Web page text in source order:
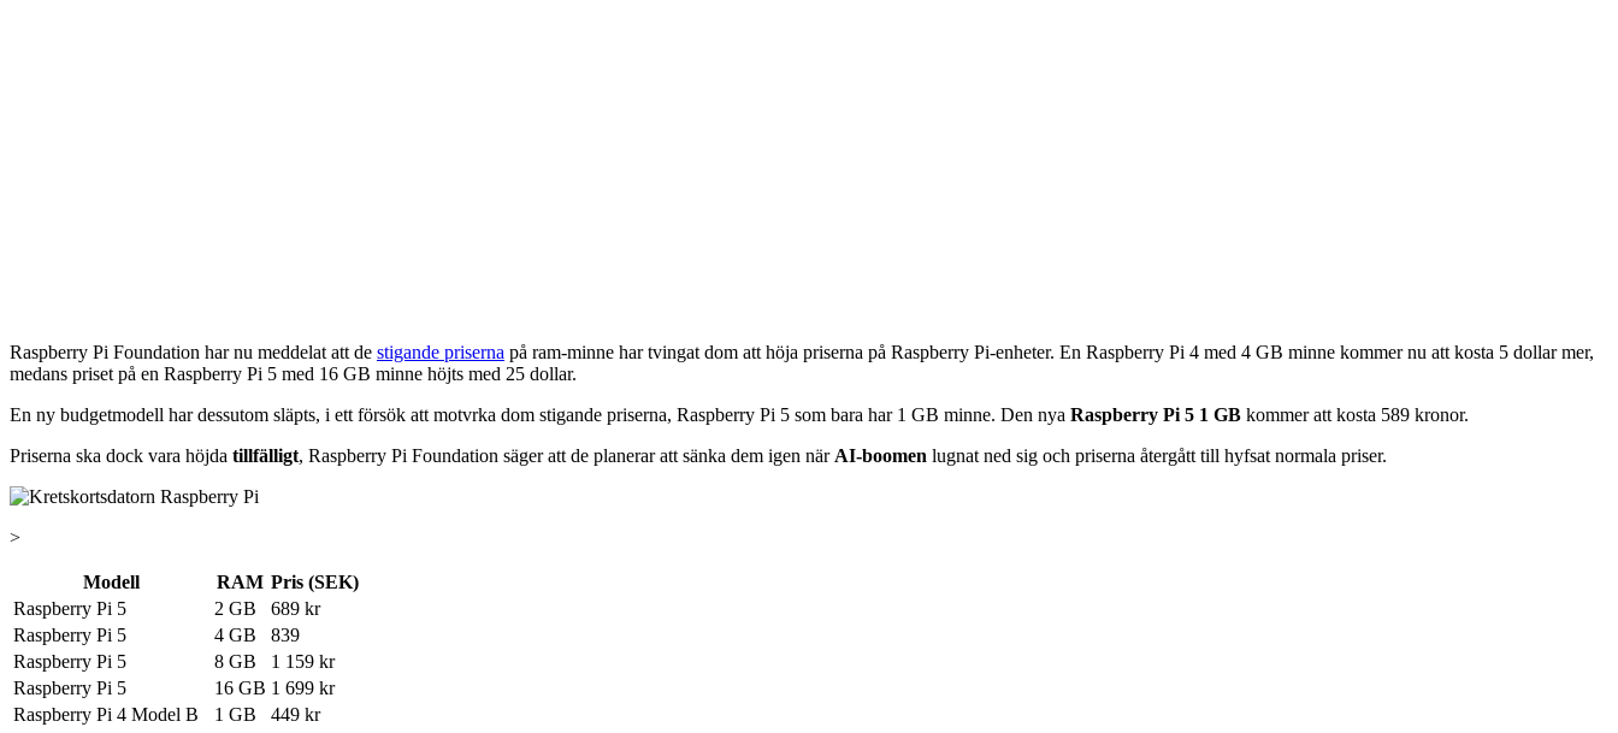
Raspberry Pi Foundation har nu meddelat att de stigande priserna på ram-minne har tvingat dom att höja priserna på Raspberry Pi-enheter. En Raspberry Pi 4 med 4 GB minne kommer nu att kosta 5 dollar mer,
medans priset på en Raspberry Pi 5 med 16 GB minne höjts med 25 dollar.
En ny budgetmodell har dessutom släpts, i ett försök att motvrka dom stigande priserna, Raspberry Pi 5 som bara har 1 GB minne. Den nya Raspberry Pi 5 1 GB kommer att kosta 589 kronor.
Priserna ska dock vara höjda tillfälligt, Raspberry Pi Foundation säger att de planerar att sänka dem igen när AI-boomen lugnat ned sig och priserna återgått till hyfsat normala priser.
>
Modell RAM Pris (SEK)
Raspberry Pi 5
2 GB
689 kr
Raspberry Pi 5
4 GB
839
Raspberry Pi 5
8 GB
1 159 kr
Raspberry Pi 5
16 GB 1 699 kr
Raspberry Pi 4 Model B
1 GB
449 kr